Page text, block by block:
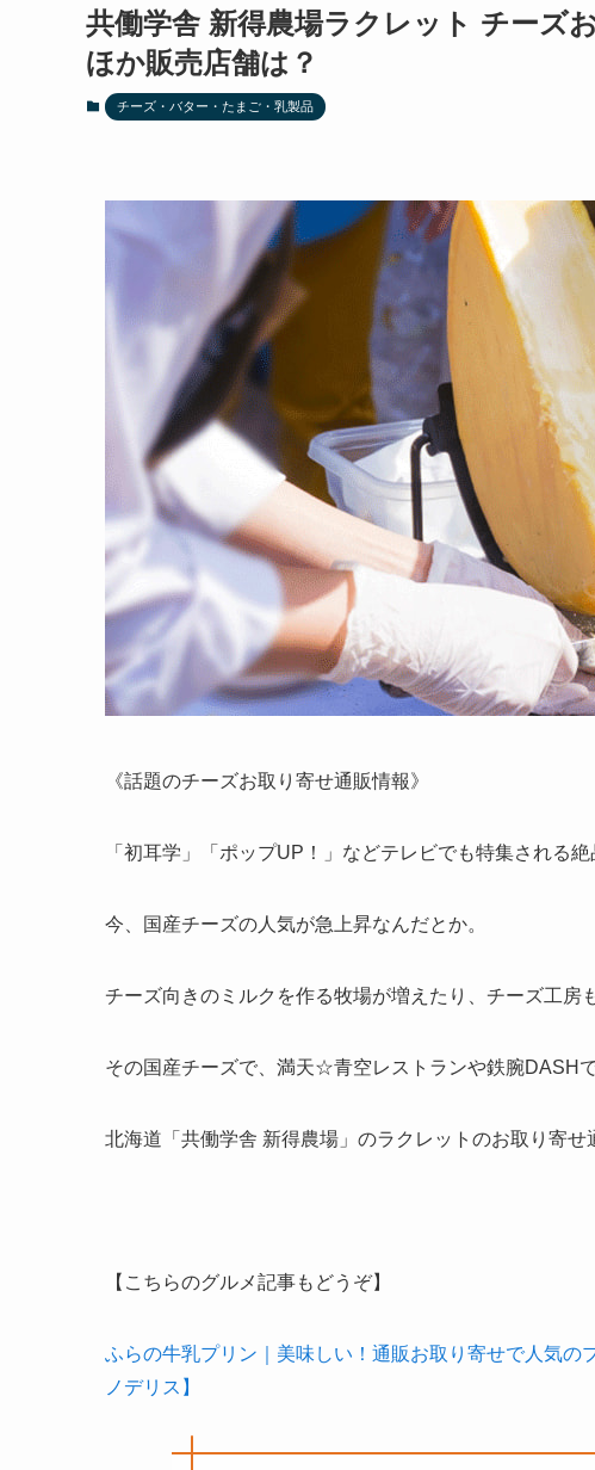
共働学舎 新得農場ラクレット チーズ
ほか販売店舗は？
チーズ・バター・たまご・乳製品
《話題のチーズお取り寄せ通販情報》
「初耳学」「ポップUP！」などテレビでも特集される
今、国産チーズの人気が急上昇なんだとか。
チーズ向きのミルクを作る牧場が増えたり、チーズ工房
その国産チーズで、満天☆青空レストランや鉄腕DASHで
北海道「共働学舎 新得農場」のラクレットのお取り寄せ
【こちらのグルメ記事もどうぞ】
ふらの牛乳プリン｜美味しい！通販お取り寄せで人気
ノデリス】